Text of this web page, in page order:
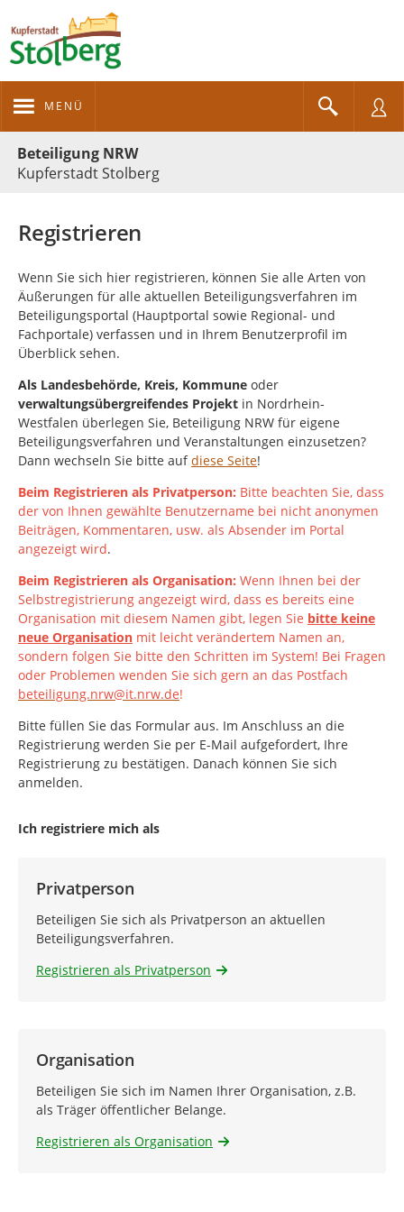
MENÜ
Beteiligung NRW
Kupferstadt Stolberg
Registrieren
Wenn Sie sich hier registrieren, können Sie alle Arten von
Äußerungen für alle aktuellen Beteiligungsverfahren im
Beteiligungsportal (Hauptportal sowie Regional- und
Fachportale) verfassen und in Ihrem Benutzerprofil im
Überblick sehen.
Als Landesbehörde, Kreis, Kommune oder
verwaltungsübergreifendes Projekt in Nordrhein-
Westfalen überlegen Sie, Beteiligung NRW für eigene
Beteiligungsverfahren und Veranstaltungen einzusetzen?
Dann wechseln Sie bitte aufdiese Seite!
Beim Registrieren als Privatperson: Bitte beachten Sie, dass
der von Ihnen gewählte Benutzername bei nicht anonymen
Beiträgen, Kommentaren, usw. als Absender im Portal
angezeigt wird.
Beim Registrieren als Organisation: Wenn Ihnen bei der
Selbstregistrierung angezeigt wird, dass es bereits eine
Organisation mit diesem Namen gibt, legen Sie bitte keine
neue Organisation mit leicht verändertem Namen an,
sondern folgen Sie bitte den Schritten im System! Bei Fragen
oder Problemen wenden Sie sich gern an das Postfach
beteiligung.nrw@it.nrw.de!
Bitte füllen Sie das Formular aus. Im Anschluss an die
Registrierung werden Sie per E-Mail aufgefordert, Ihre
Registrierung zu bestätigen. Danach können Sie sich
anmelden.
Ich registriere mich als
Privatperson
Beteiligen Sie sich als Privatperson an aktuellen
Beteiligungsverfahren.
Registrieren als Privatperson
Organisation
Beteiligen Sie sich im Namen Ihrer Organisation, z.B.
als Träger öffentlicher Belange.
Registrieren als Organisation